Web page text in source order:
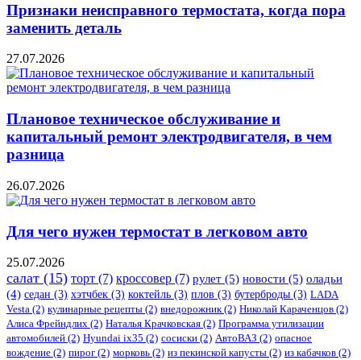
Признаки неисправного термостата, когда пора
заменить деталь
27.07.2026
Плановое техническое обслуживание и
капитальный ремонт электродвигателя, в чем
разница
26.07.2026
Для чего нужен термостат в легковом авто
25.07.2026
салат (15) торт (7) кроссовер (7) рулет (5) новости (5) оладьи
(4) седан (3) хэтчбек (3) коктейль (3) плов (3) бутерброды (3) LADA
Vesta (2) кулинарные рецепты (2) внедорожник(2) Николай Караченцов (2)
Алиса Фрейндлих (2) Наталья Крачковская (2) Программа утилизации
автомобилей (2) ​Hyundai ix35 (2) сосиски (2) АвтоВАЗ (2) опасное
вождение (2) пирог (2) морковь (2) из пекинской капусты (2) из кабачков (2)